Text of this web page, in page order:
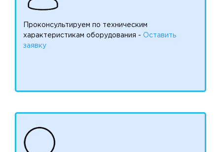
Проконсультируем по техническим
характеристикам оборудования - Оставить
заявку